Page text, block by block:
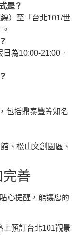
是？
）至「台北101/世
為10:00-21:00，
包括鼎泰豐等知名
、松山文創園區、
善
心提醒，能讓您的
上預訂台北101觀景